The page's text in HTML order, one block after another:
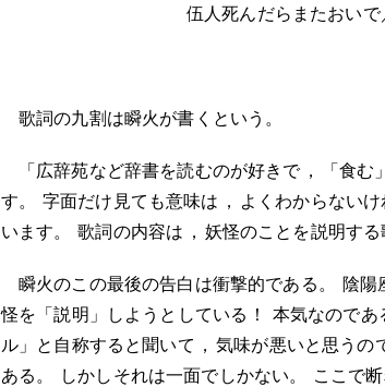
伍人死んだらまたおい
歌詞の九割は瞬火が書くという 。
「広辞苑など辞書を読むのが好きで ，
「食
す。 字面だけ見ても意味は ， よくわからないけ
います。 歌詞の内容は ， 妖怪のことを説明す
瞬火のこの最後の告白は衝撃的である 。 陰陽
怪を「説明」しようとしている ！ 本気なのであ
ル」と自称すると聞いて ， 気味が悪いと思うの
ある 。 しかしそれは一面でしかない。 ここで